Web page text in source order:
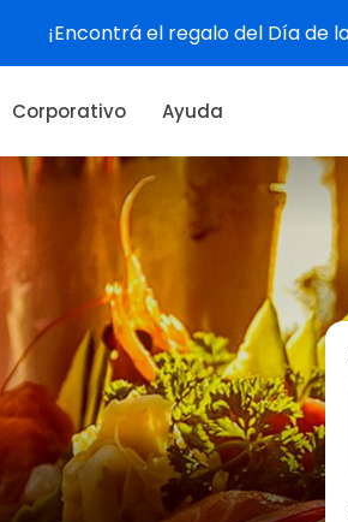
Ver experiencias
Corporativo Ayuda